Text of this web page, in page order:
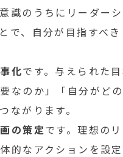
識のうちにリーダー
で、自分が目指すべ
化です。与えられた
なのか」「自分がど
ながります。
の策定です。理想の
的なアクションを設